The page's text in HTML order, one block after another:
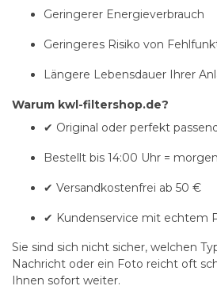
Geringerer Energieverbrauch
Geringeres Risiko von
Längere Lebensdauer Ihrer
Warum kwl-filtershop.de?
✔ Original oder perfekt
Bestellt bis 14:00 Uhr =
✔ Versandkostenfrei ab 50 €
✔ Kundenservice mit echtem
Sie sind sich nicht sicher, welchen
Nachricht oder ein Foto reicht oft
Ihnen sofort weiter.